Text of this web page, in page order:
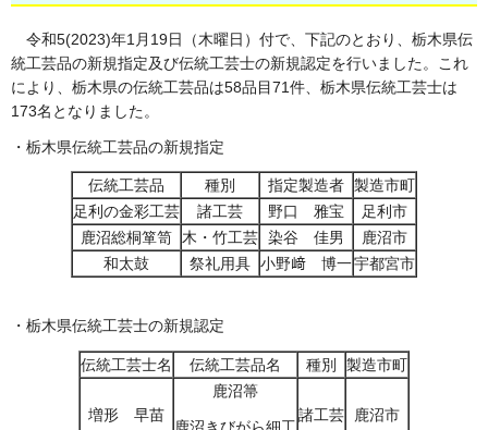
令和5(2023)年1月19日（木曜日）付で、下記のとおり、栃木県伝
統工芸品の新規指定及び伝統工芸士の新規認定を行いました。これ
により、栃木県の伝統工芸品は58品目71件、栃木県伝統工芸士は
173名となりました。
・栃木県伝統工芸品の新規指定
伝統工芸品 種別 指定製造者 製造市町
足利の金彩工芸
諸工芸 野口 雅宝
足利市
鹿沼総桐箪笥 木・竹工芸 染谷 佳男
鹿沼市
和太鼓
祭礼用具 小野﨑 博一宇都宮市
・栃木県伝統工芸士の新規認定
伝統工芸士名 伝統工芸品名 種別 製造市町
増形 早苗
鹿沼箒
鹿沼きびがら細工
諸工芸 鹿沼市